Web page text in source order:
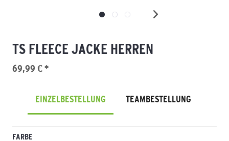
TS FLEECE JACKE HERREN
69,99 € *
EINZELBESTELLUNG TEAMBESTELLUNG
FARBE